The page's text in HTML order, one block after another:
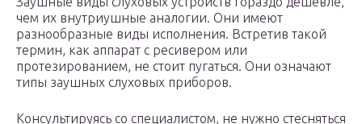
чем их внутриушные аналогии. Они имеют
разнообразные виды исполнения. Встретив такой
термин, как аппарат с ресивером или
протезированием, не стоит пугаться. Они означают
типы заушных слуховых приборов.
Консультируясь со специалистом, не нужно стесняться